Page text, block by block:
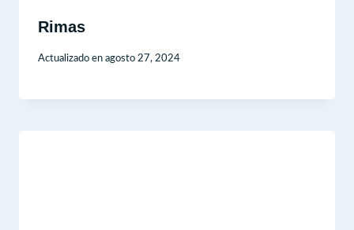
Rimas
Actualizado en agosto 27, 2024